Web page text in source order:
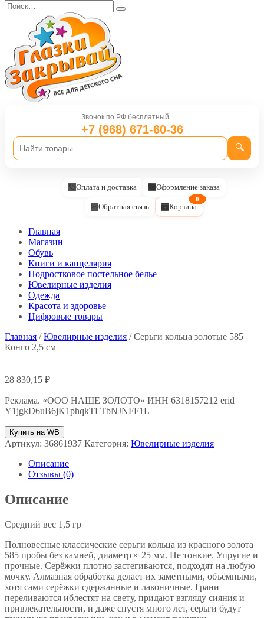
Перейти
к
содержанию
Search
for:
Звонок по РФ бесплатный
+7 (968) 671-60-36
🔍
Оплата и доставка Оформление заказа
Обратная связь Корзина
0
Главная
Магазин
Обувь
Книги и канцелярия
Подростковое постельное белье
Ювелирные изделия
Одежда
Красота и здоровье
Цифровые товары
Главная /Ювелирные изделия / Серьги кольца золотые 585
Конго 2,5 см
28 830,15 ₽
Реклама. «ООО НАШЕ ЗОЛОТО» ИНН 6318157212 erid
Y1jgkD6uB6jK1phqkTLTbNJNFF1L
Купить на WB
Артикул: 36861937 Категория: Ювелирные изделия
Описание
Отзывы (0)
Описание
Средний вес 1,5 гр
Полновесные классические серьги кольца из красного золота
585 пробы без камней, диаметр ≈ 25 мм. Не тонкие. Упругие и
прочные. Серёжки плотно застегиваются, подходят на любую
мочку. Алмазная обработка делает их заметными, объёмными,
хотя сами серёжки сдержанные и лаконичные. Грани
переливаются иблестят на свету, придают взгляду сияния и
привлекательности, и даже спустя много лет, серьги будут